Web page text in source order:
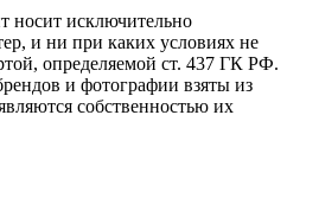
носит исключительно
и ни при каких условиях не
определяемой ст. 437 ГК РФ.
и фотографии взяты из
собственностью их